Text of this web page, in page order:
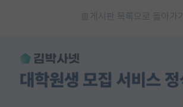
게시판 목록으로 돌아가기